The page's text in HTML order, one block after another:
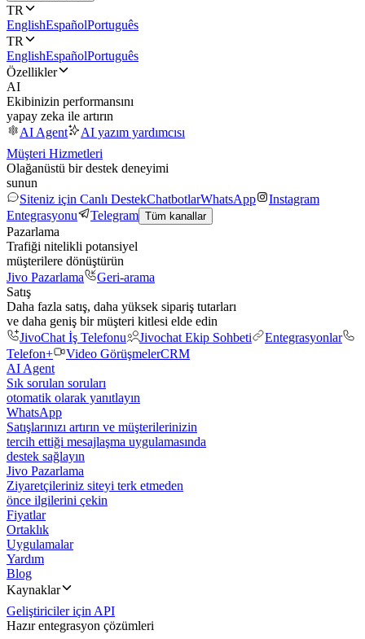
TR
EnglishEspañolPortuguês
TR
EnglishEspañolPortuguês
Özellikler
AI
Ekibinizin performansını
yapay zeka ile artırın
AI Agent
AI yazım yardımcısı
Müşteri Hizmetleri
Olağanüstü bir destek deneyimi
sunun
Siteniz için Canlı DestekChatbotlarWhatsApp
Instagram
Entegrasyonu
Telegram Tüm kanallar
Pazarlama
Trafiği nitelikli potansiyel
müşterilere dönüştürün
Jivo Pazarlama
Geri-arama
Satış
Daha fazla satış, daha yüksek sipariş tutarları
ve daha geniş bir müşteri kitlesi elde edin
JivoChat İş Telefonu
Jivochat Ekip Sohbeti
Entegrasyonlar
Telefon+
Video GörüşmelerCRM
AI Agent
Sık sorulan soruları
otomatik olarak yanıtlayın
WhatsApp
Satışlarınızı artırın ve müşterilerinizin
tercih ettiği mesajlaşma uygulamasında
destek sağlayın
Jivo Pazarlama
Ziyaretçileriniz siteyi terk etmeden
önce ilgilerini çekin
Fiyatlar
Ortaklık
Uygulamalar
Yardım
Blog
Kaynaklar
Geliştiriciler için API
Hazır entegrasyon çözümleri